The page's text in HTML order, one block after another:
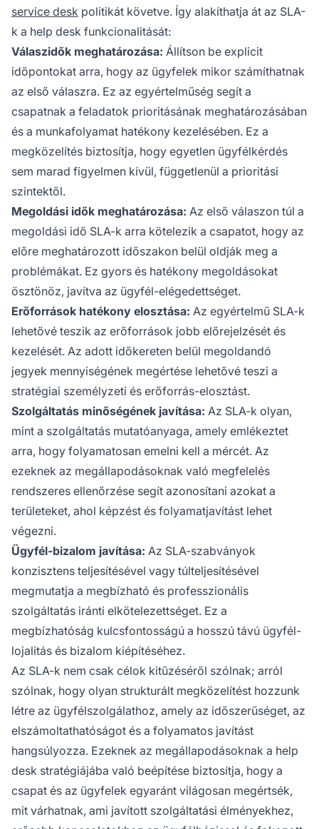
service desk politikát követve. Így alakíthatja át az SLA-
k a help desk funkcionalitását:
Válaszidők meghatározása: Állítson be explicit
időpontokat arra, hogy az ügyfelek mikor számíthatnak
az első válaszra. Ez az egyértelműség segít a
csapatnak a feladatok prioritásának meghatározásában
és a munkafolyamat hatékony kezelésében. Ez a
megközelítés biztosítja, hogy egyetlen ügyfélkérdés
sem marad figyelmen kívül, függetlenül a prioritási
szintektől.
Megoldási idők meghatározása: Az első válaszon túl a
megoldási idő SLA-k arra kötelezik a csapatot, hogy az
előre meghatározott időszakon belül oldják meg a
problémákat. Ez gyors és hatékony megoldásokat
ösztönöz, javítva az ügyfél-elégedettséget.
Erőforrások hatékony elosztása: Az egyértelmű SLA-k
lehetővé teszik az erőforrások jobb előrejelzését és
kezelését. Az adott időkereten belül megoldandó
jegyek mennyiségének megértése lehetővé teszi a
stratégiai személyzeti és erőforrás-elosztást.
Szolgáltatás minőségének javítása: Az SLA-k olyan,
mint a szolgáltatás mutatóanyaga, amely emlékeztet
arra, hogy folyamatosan emelni kell a mércét. Az
ezeknek az megállapodásoknak való megfelelés
rendszeres ellenőrzése segít azonosítani azokat a
területeket, ahol képzést és folyamatjavítást lehet
végezni.
Ügyfél-bizalom javítása: Az SLA-szabványok
konzisztens teljesítésével vagy túlteljesítésével
megmutatja a megbízható és professzionális
szolgáltatás iránti elkötelezettséget. Ez a
megbízhatóság kulcsfontosságú a hosszú távú ügyfél-
lojalitás és bizalom kiépítéséhez.
Az SLA-k nem csak célok kitűzéséről szólnak; arról
szólnak, hogy olyan strukturált megközelítést hozzunk
létre az ügyfélszolgálathoz, amely az időszerűséget, az
elszámoltathatóságot és a folyamatos javítást
hangsúlyozza. Ezeknek az megállapodásoknak a help
desk stratégiájába való beépítése biztosítja, hogy a
csapat és az ügyfelek egyaránt világosan megértsék,
mit várhatnak, ami javított szolgáltatási élményekhez,